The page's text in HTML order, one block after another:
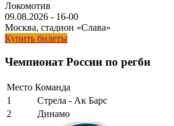
Локомотив
09.08.2026 - 16-00
Москва, стадион «Слава»
Купить билеты
Чемпионат России по регби
Место Команда
1
Стрела - Ак Барс
2
Динамо